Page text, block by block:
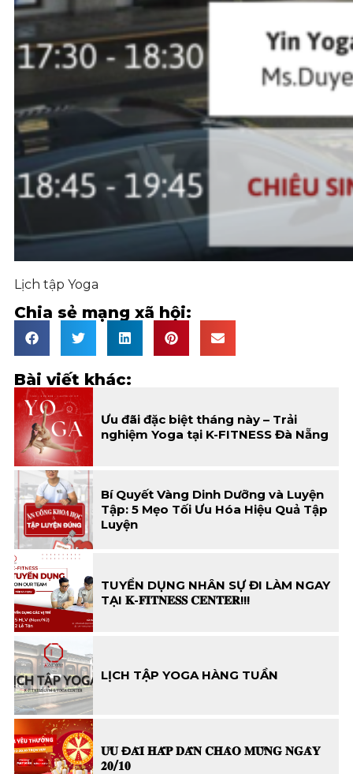
Lịch tập Yoga
Chia sẻ mạng xã hội:
Bài viết khác:
Ưu đãi đặc biệt tháng này – Trải
nghiệm Yoga tại K-FITNESS Đà Nẵng
Bí Quyết Vàng Dinh Dưỡng và Luyện
Tập: 5 Mẹo Tối Ưu Hóa Hiệu Quả Tập
Luyện
TUYỂN DỤNG NHÂN SỰ ĐI LÀM NGAY
TẠI 𝐊-𝐅𝐈𝐓𝐍𝐄𝐒𝐒 𝐂𝐄𝐍𝐓𝐄𝐑!!!
LỊCH TẬP YOGA HÀNG TUẦN
𝐔̛𝐔 Đ𝐀̃𝐈 𝐇𝐀̂́𝐏 𝐃𝐀̂̃𝐍 𝐂𝐇𝐀̀𝐎 𝐌𝐔̛̀𝐍𝐆 𝐍𝐆𝐀̀𝐘
𝟐𝟎/𝟏𝟎